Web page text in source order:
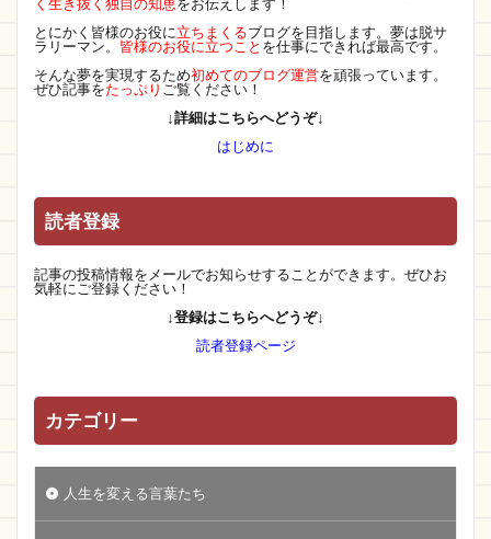
とにかく皆様のお役に立ちまくるブログを目指します。夢は脱サ
ラリーマン。 皆様のお役に立つこと を仕事にできれば最高です。
そんな夢を実現するため初めてのブログ運営を頑張っています。
ぜひ記事をたっぷり ご覧ください！
↓詳細はこちらへどうぞ↓
はじめに
読者登録
記事の投稿情報をメールでお知らせすることができます。ぜひお
気軽にご登録ください！
↓登録はこちらへどうぞ↓
読者登録ページ
カテゴリー
人生を変える言葉たち